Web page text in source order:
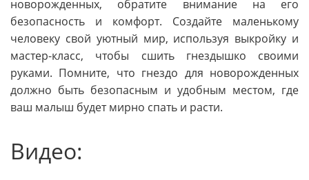
новорожденных, обратите внимание на его
безопасность и комфорт. Создайте маленькому
человеку свой уютный мир, используя выкройку и
мастер-класс, чтобы сшить гнездышко своими
руками. Помните, что гнездо для новорожденных
должно быть безопасным и удобным местом, где
ваш малыш будет мирно спать и расти.
Видео: